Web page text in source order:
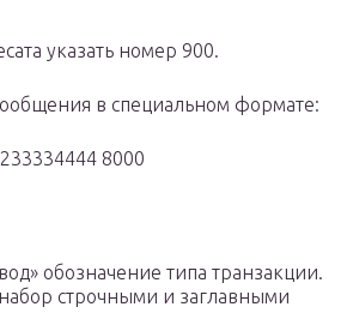
указать номер 900.
в специальном формате:
8000
обозначение типа транзакции.
набор строчными и заглавными